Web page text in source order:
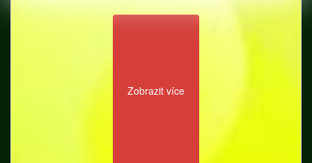
Zobrazit více